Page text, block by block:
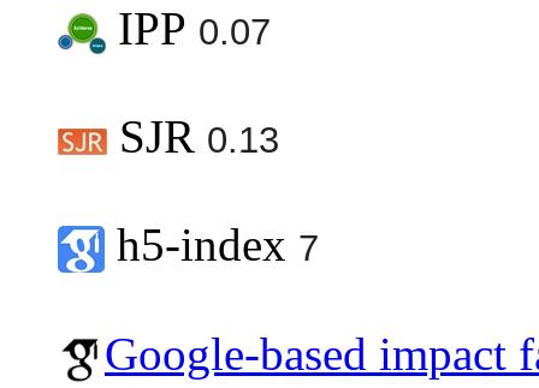
IPP 0.07
SJR 0.13
h5-index 7
Google-based impact